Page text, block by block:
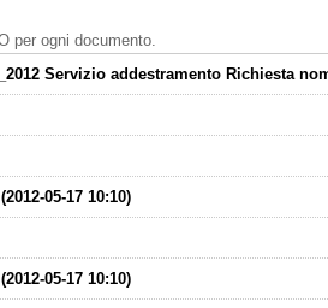
per ogni documento.
Servizio addestramento Richiesta
05-17 10:10)
05-17 10:10)